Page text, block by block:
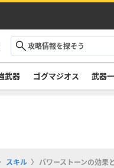
武器 ゴグマジオス 武器
スキル パワーストーンの効果